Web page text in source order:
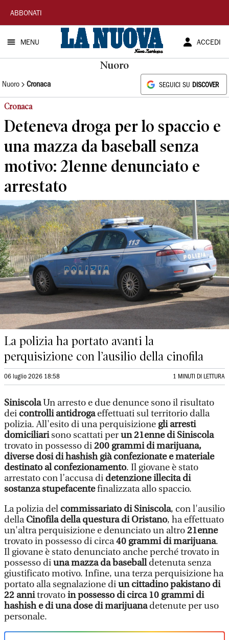
La
Nuova
Sardegna
ABBONATI
MENU ACCEDI
Nuoro
Nuoro Cronaca SEGUICI SU DISCOVER
Cronaca
Deteneva droga per lo spaccio e
una mazza da baseball senza
motivo: 21enne denunciato e
arrestato
La polizia ha portato avanti la
perquisizione con l’ausilio della cinofila
06 luglio 2026 18:58 1 MINUTI DI LETTURA
SiniscolaUn arresto e due denunce sono il risultato
dei controlli antidrogaeffettuati sul territorio dalla
polizia. All'esito di una perquisizione gli arresti
domiciliarisono scattati perun 21enne di Siniscola
trovato in possesso di200 grammi di marijuana,
diverse dosi di hashish già confezionate e materiale
destinato al confezionamento. Il giovane è stato
arrestato con l’accusa di detenzione illecita di
sostanza stupefacentefinalizzata allo spaccio.
La polizia del commissariato di Siniscola, con l'ausilio
dellaCinofila della questura di Oristano, ha effettuato
un'altra perquisizione e denunciato un altro21enne
trovato in possesso di circa40 grammi di marijuana.
Il giovane è stato denunciato anche perché trovato in
possesso diuna mazza da baseballdetenuta senza
giustificato motivo. Infine, una terza perquisizione ha
portato alla segnalazione diun cittadino pakistano di
22 annitrovatoin possesso di circa 10 grammi di
hashish e di una dose di marijuanadetenute per uso
personale.